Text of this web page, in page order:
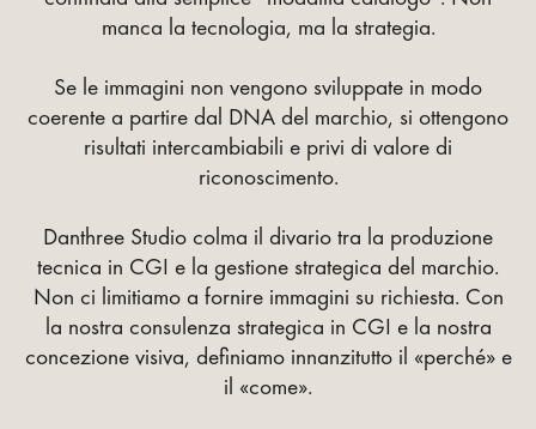
manca la tecnologia, ma la strategia.
Se le immagini non vengono sviluppate in modo
coerente a partire dal DNA del marchio, si ottengono
risultati intercambiabili e privi di valore di
riconoscimento.
Danthree Studio colma il divario tra la produzione
tecnica in CGI e la gestione strategica del marchio.
Non ci limitiamo a fornire immagini su richiesta. Con
la nostra consulenza strategica in CGI e la nostra
concezione visiva, definiamo innanzitutto il «perché» e
il «come».